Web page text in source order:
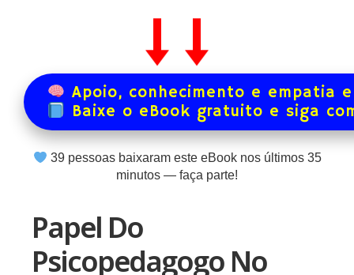
Apoio, conhecimento e empatia
Baixe o eBook gratuito e siga
39pessoas baixaram este eBook nos últimos 35
minutos — faça parte!
Papel Do
Psicopedagogo No